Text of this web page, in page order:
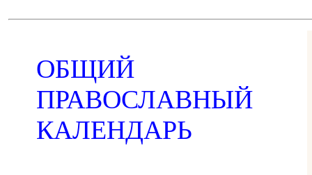
ОБЩИЙ
ПРАВОСЛАВНЫЙ
КАЛЕНДАРЬ